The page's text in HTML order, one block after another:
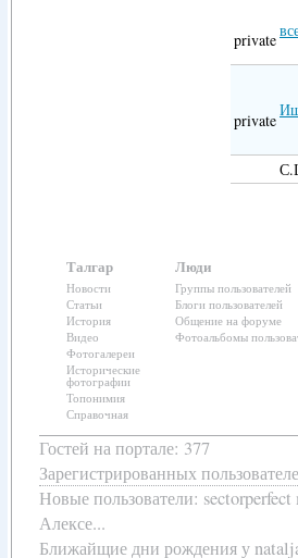
private
private
Талгар
Новости
Статьи
История
Видео
Фотогалереи
Исторические
фотографии
Топонимия
Справочная
Люди
Группы пользователей
Блоги пользователей
Общение на форуме
Фотоальбомы
Гостей на портале: 377
Зарегистрированных
Новые пользователи:
Алексе...
Ближайщиедни рожденияу